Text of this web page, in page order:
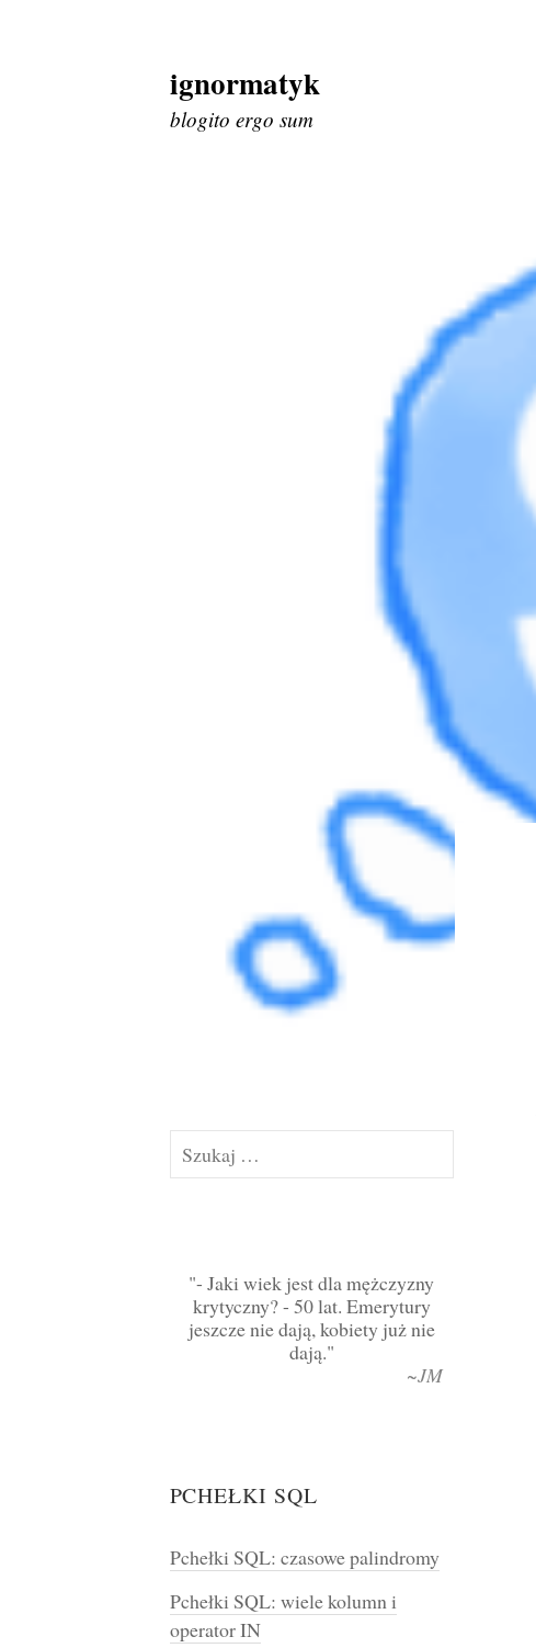
Skip
to
content
ignormatyk
blogito ergo sum
Szukaj:
- Jaki wiek jest dla mężczyzny
krytyczny? - 50 lat. Emerytury
jeszcze nie dają, kobiety już nie
dają.
~JM
PCHEŁKI SQL
Pchełki SQL: czasowe palindromy
Pchełki SQL: wiele kolumn i
operator IN